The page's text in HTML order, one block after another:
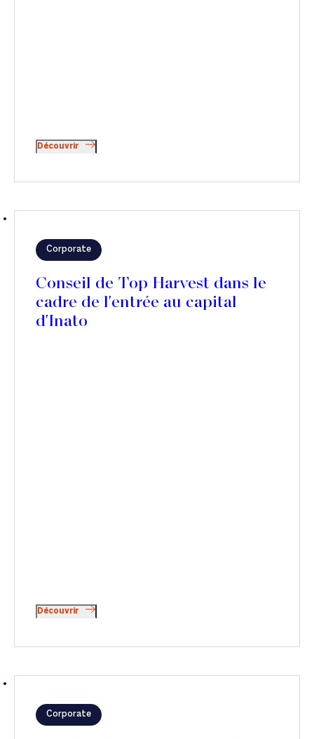
Découvrir
Corporate
Conseil de Top Harvest dans le
cadre de l'entrée au capital
d'Inato
Découvrir
Corporate